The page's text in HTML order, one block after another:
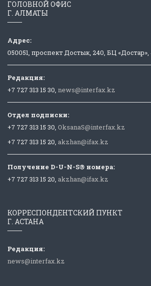
ГОЛОВНОЙ ОФИС
Г. АЛМАТЫ
Адрес:
050051, проспект Достык, 240, БЦ «Достар»,
Редакция:
+7 727 313 15 30, news@interfax.kz
Отдел подписки:
+7 727 313 15 30, OksanaS@interfax.kz
+7 727 313 15 20, akzhan@ifax.kz
Получение D-U-N-S® номера:
+7 727 313 15 20, akzhan@ifax.kz
КОРРЕСПОНДЕНТСКИЙ ПУНКТ
Г. АСТАНА
Редакция:
news@interfax.kz